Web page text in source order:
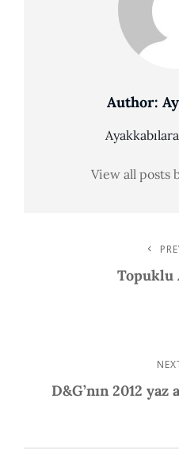
Author:
View all posts
NavigationTopuklu
D&G’nın 2012